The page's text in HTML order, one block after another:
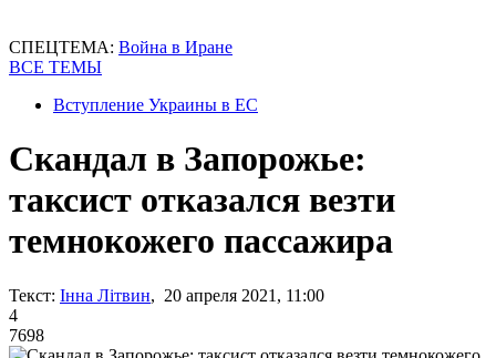
СПЕЦТЕМА: Война в Иране
ВСЕ ТЕМЫ
Вступление Украины в ЕС
Скандал в Запорожье:
таксист отказался везти
темнокожего пассажира
Текст: Інна Літвин, 20 апреля 2021, 11:00
4
7698